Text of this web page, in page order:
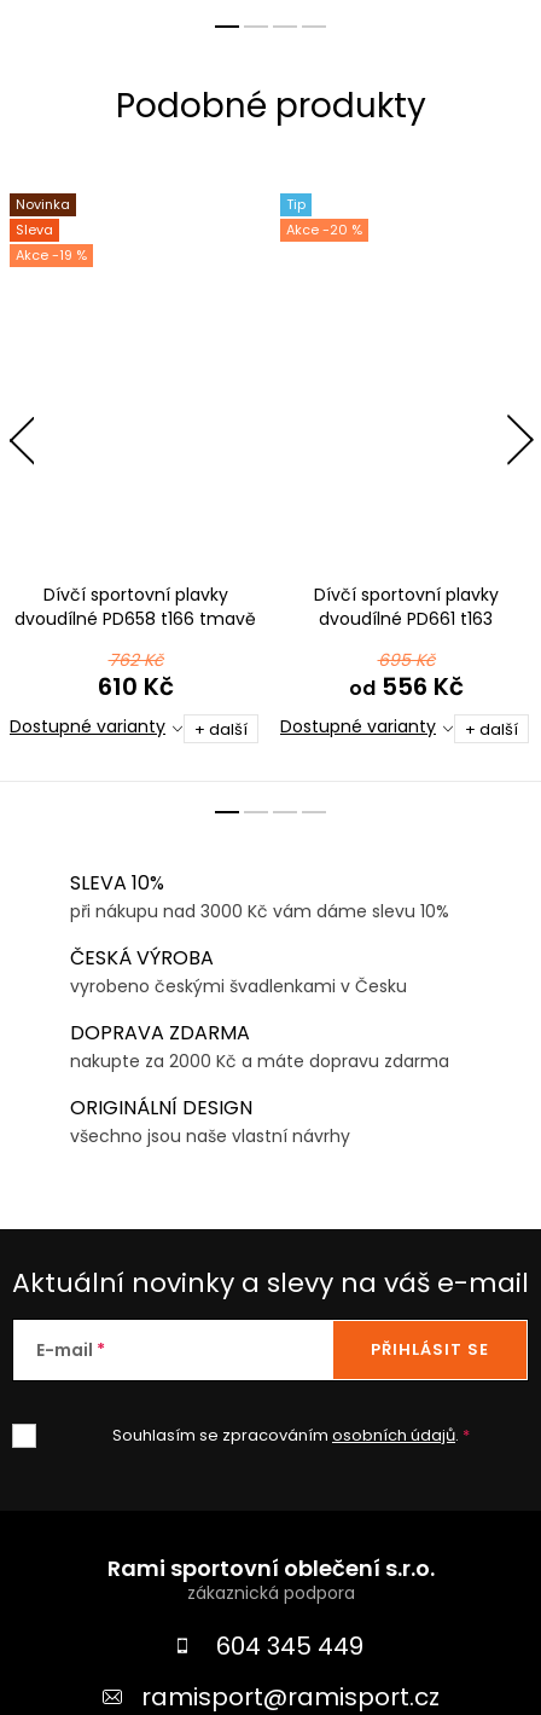
Novinka
Sleva
-19 %
Dívčí sportovní plavky
dvoudílné PD658 t166 tmavě
762 Kč
610 Kč
Dostupné varianty + další
Tip
-20 %
Dívčí sportovní plavky
dvoudílné PD661 t163
695 Kč
od556 Kč
Dostupné varianty + další
SLEVA 10%
při nákupu nad 3000 Kč vám dáme slevu 10%
ČESKÁ VÝROBA
vyrobeno českými švadlenkami v Česku
DOPRAVA ZDARMA
nakupte za 2000 Kč a máte dopravu zdarma
ORIGINÁLNÍ DESIGN
všechno jsou naše vlastní návrhy
Aktuální novinky a slevy na váš e-mail
E-mail
Souhlasím se zpracováním osobních údajů.
PŘIHLÁSIT SE
Rami sportovní oblečení s.r.o.
604 345 449
ramisport@ramisport.cz